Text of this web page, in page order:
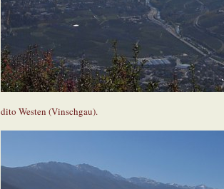
dito Westen (Vinschgau).